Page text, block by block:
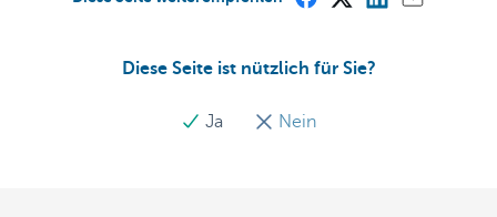
Diese Seite ist nützlich für Sie?
Ja Nein